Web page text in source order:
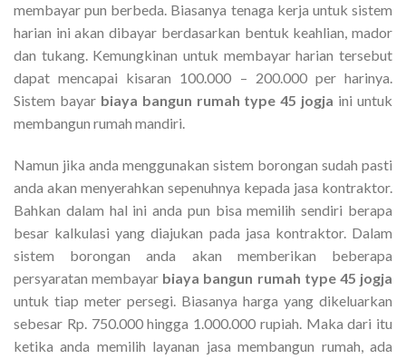
membayar pun berbeda. Biasanya tenaga kerja untuk sistem
harian ini akan dibayar berdasarkan bentuk keahlian, mador
dan tukang. Kemungkinan untuk membayar harian tersebut
dapat mencapai kisaran 100.000 – 200.000 per harinya.
Sistem bayar biaya bangun rumah type 45 jogja ini untuk
membangun rumah mandiri.
Namun jika anda menggunakan sistem borongan sudah pasti
anda akan menyerahkan sepenuhnya kepada jasa kontraktor.
Bahkan dalam hal ini anda pun bisa memilih sendiri berapa
besar kalkulasi yang diajukan pada jasa kontraktor. Dalam
sistem borongan anda akan memberikan beberapa
persyaratan membayar biaya bangun rumah type 45 jogja
untuk tiap meter persegi. Biasanya harga yang dikeluarkan
sebesar Rp. 750.000 hingga 1.000.000 rupiah. Maka dari itu
ketika anda memilih layanan jasa membangun rumah, ada